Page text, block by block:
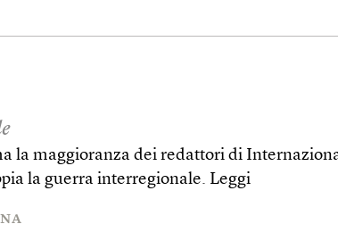
la maggioranza dei redattori di
la guerra interregionale. Leggi